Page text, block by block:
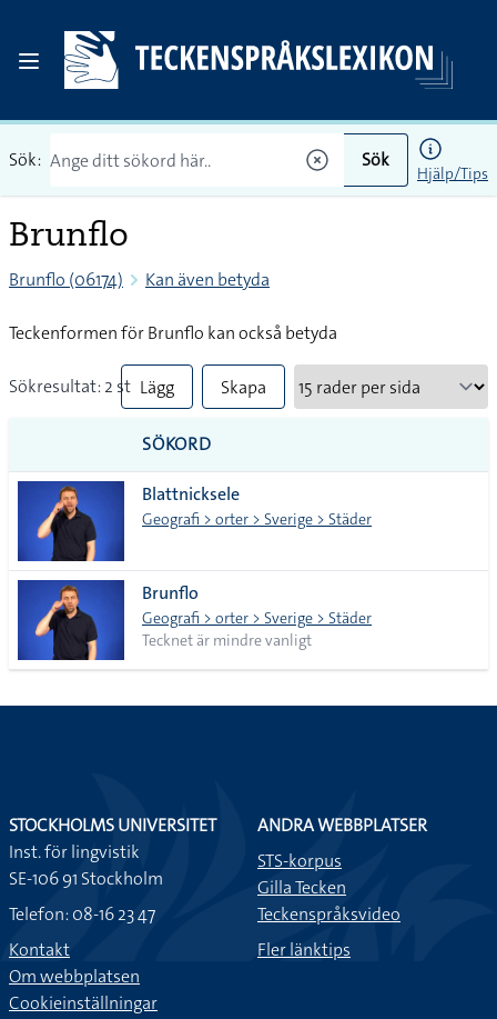
Sök: Sök
Hjälp/Tips
Brunflo
Brunflo (06174) Kan även betyda
Teckenformen för Brunflo kan också betyda
Sökresultat: 2 st Lägg
till
alla i
lista
Skapa
SÖKORD
Blattnicksele
Geografi > orter > Sverige > Städer
Brunflo
Geografi > orter > Sverige > Städer
Tecknet är mindre vanligt
STOCKHOLMS UNIVERSITET
Inst. för lingvistik
SE-106 91 Stockholm
Telefon: 08-16 23 47
Kontakt
Om webbplatsen
Cookieinställningar
ANDRA WEBBPLATSER
STS-korpus
Gilla Tecken
Teckenspråksvideo
Fler länktips